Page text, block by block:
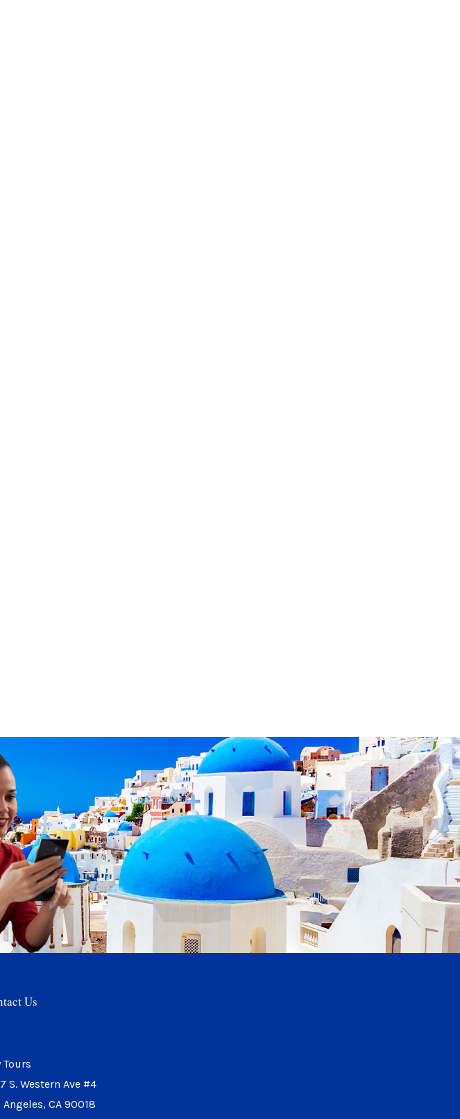
Us
Tours
S. Western Ave #4
Angeles, CA 90018